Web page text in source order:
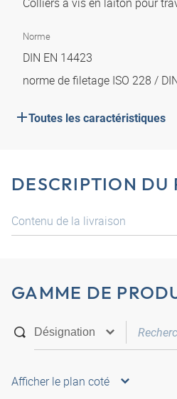
Norme
DIN EN 14423
norme de filetage ISO 228 /
Toutes les caractéristiques
DESCRIPTION DU
Contenu de la livraison
GAMME DE
Afficher le plan coté